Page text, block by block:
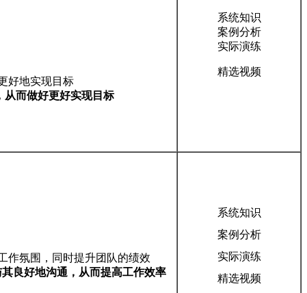
好地实现目标
而做好更好实现目标
系统知识
案例分析
实际演练
精选视频
作氛围，同时提升团队的绩效
良好地沟通，从而提高工作效率
系统知识
案例分析
实际演练
精选视频